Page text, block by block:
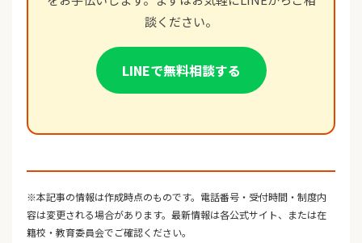
談ください。
LINEで無料相談する
※本記事の情報は作成時点のものです。電話番号・受付時間・制度内
容は変更される場合があります。最新情報は各公式サイト、または在
籍校・教育委員会でご確認ください。